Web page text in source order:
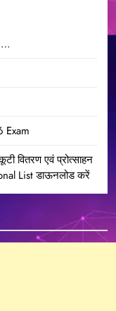
Exam
वितरण एवं प्रोत्साहन
List डाऊनलोड करें